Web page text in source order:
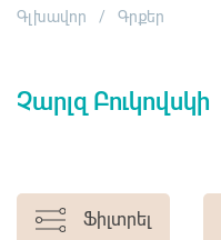
Գլխավոր Գրքեր
Չարլզ Բուկովսկի
Ֆիլտրել